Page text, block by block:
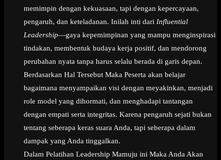
memimpin dengan kekuasaan, tapi dengan kepercayaan,
pengaruh, dan keteladanan. Inilah inti dari Influential
Leadership—gaya kepemimpinan yang mampu menginspirasi
tindakan, membentuk budaya kerja positif, dan mendorong
perubahan nyata tanpa harus selalu berada di garis depan.
Berdasarkan Hal Tersebut Maka Peserta akan belajar
bagaimana menyampaikan visi dengan meyakinkan, menjadi
role model yang dihormati, dan menghadapi tantangan
dengan empati serta integritas. Karena pengaruh sejati bukan
tentang seberapa keras suara Anda, tapi seberapa dalam
dampak yang Anda tinggalkan.
Dalam Pelatihan Leadership Mamuju ini Maka Anda Akan